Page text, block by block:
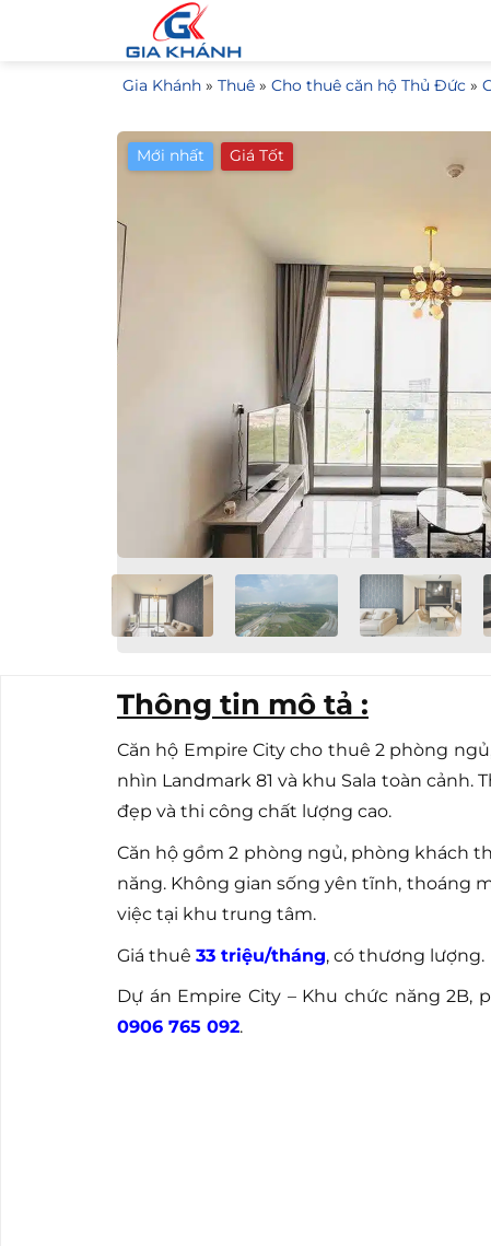
Gia Khánh » Thuê » Cho thuê căn hộ Thủ Đức »
Mới nhất Giá Tốt
Thông tin mô tả :
Căn hộ Empire City cho thuê 2 phòng
nhìn Landmark 81 và khu Sala toàn
đẹp và thi công chất lượng cao.
Căn hộ gồm 2 phòng ngủ, phòng khách
năng. Không gian sống yên tĩnh, thoáng
việc tại khu trung tâm.
Giá thuê 33 triệu/tháng, có thương lượng.
Dự án Empire City – Khu chức năng 2B,
0906 765 092.